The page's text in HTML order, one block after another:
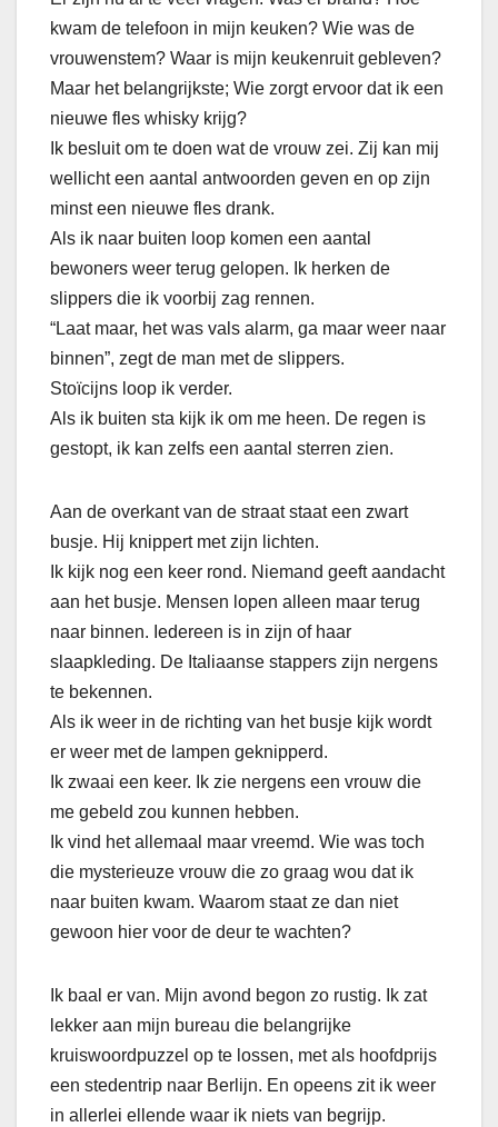
kwam de telefoon in mijn keuken? Wie was de
vrouwenstem? Waar is mijn keukenruit gebleven?
Maar het belangrijkste; Wie zorgt ervoor dat ik een
nieuwe fles whisky krijg?
Ik besluit om te doen wat de vrouw zei. Zij kan mij
wellicht een aantal antwoorden geven en op zijn
minst een nieuwe fles drank.
Als ik naar buiten loop komen een aantal
bewoners weer terug gelopen. Ik herken de
slippers die ik voorbij zag rennen.
“Laat maar, het was vals alarm, ga maar weer naar
binnen”, zegt de man met de slippers.
Stoïcijns loop ik verder.
Als ik buiten sta kijk ik om me heen. De regen is
gestopt, ik kan zelfs een aantal sterren zien.
Aan de overkant van de straat staat een zwart
busje. Hij knippert met zijn lichten.
Ik kijk nog een keer rond. Niemand geeft aandacht
aan het busje. Mensen lopen alleen maar terug
naar binnen. Iedereen is in zijn of haar
slaapkleding. De Italiaanse stappers zijn nergens
te bekennen.
Als ik weer in de richting van het busje kijk wordt
er weer met de lampen geknipperd.
Ik zwaai een keer. Ik zie nergens een vrouw die
me gebeld zou kunnen hebben.
Ik vind het allemaal maar vreemd. Wie was toch
die mysterieuze vrouw die zo graag wou dat ik
naar buiten kwam. Waarom staat ze dan niet
gewoon hier voor de deur te wachten?
Ik baal er van. Mijn avond begon zo rustig. Ik zat
lekker aan mijn bureau die belangrijke
kruiswoordpuzzel op te lossen, met als hoofdprijs
een stedentrip naar Berlijn. En opeens zit ik weer
in allerlei ellende waar ik niets van begrijp.